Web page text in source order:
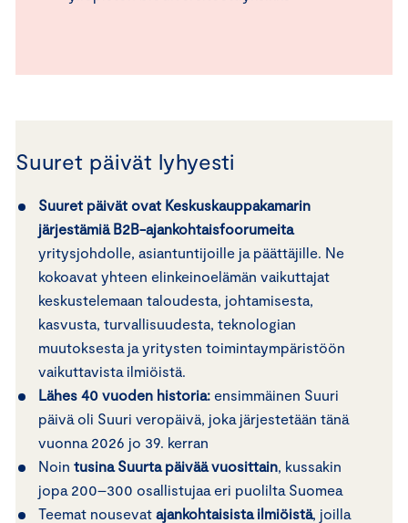
Suuret päivät lyhyesti
Suuret päivät ovat Keskuskauppakamarin
järjestämiä B2B-ajankohtaisfoorumeita
yritysjohdolle, asiantuntijoille ja päättäjille. Ne
kokoavat yhteen elinkeinoelämän vaikuttajat
keskustelemaan taloudesta, johtamisesta,
kasvusta, turvallisuudesta, teknologian
muutoksesta ja yritysten toimintaympäristöön
vaikuttavista ilmiöistä.
Lähes 40 vuoden historia: ensimmäinen Suuri
päivä oli Suuri veropäivä, joka järjestetään tänä
vuonna 2026 jo 39. kerran
Noin tusina Suurta päivää vuosittain , kussakin
jopa 200–300 osallistujaa eri puolilta Suomea
Teemat nousevat ajankohtaisista ilmiöistä , joilla